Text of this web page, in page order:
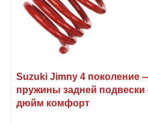
Suzuki Jimny 4 поколение
пружины задней
дюйм комфорт